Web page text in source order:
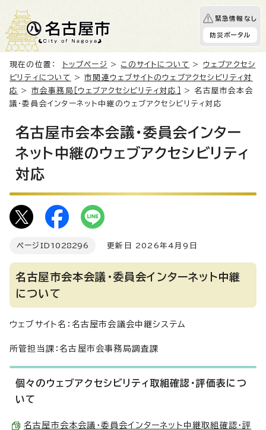
緊急情報なし
防災ポータル
現在の位置： トップページ > このサイトについて > ウェブアクセシ
ビリティについて
>市関連ウェブサイトのウェブアクセシビリティ対
応
> 市会事務局［ウェブアクセシビリティ対応］
> 名古屋市会本会
議・委員会インターネット中継のウェブアクセシビリティ対応
名古屋市会本会議・委員会インター
ネット中継のウェブアクセシビリティ
対応
ページID 1028296 更新日 2026年4月9日
名古屋市会本会議・委員会インターネット中継
について
ウェブサイト名：名古屋市会議会中継システム
所管担当課：名古屋市会事務局調査課
個々のウェブアクセシビリティ取組確認・評価表につ
いて
名古屋市会本会議・委員会インターネット中継取組確認・評